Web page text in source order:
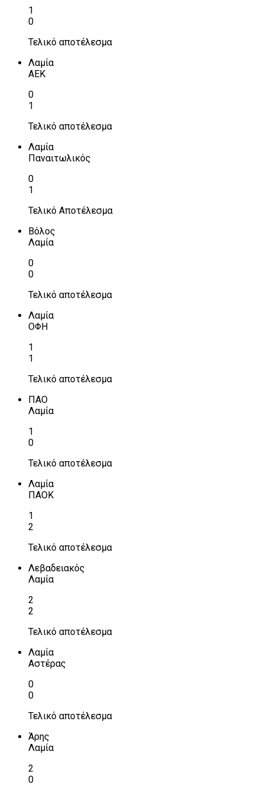
1
0
Τελικό αποτέλεσμα
Λαμία
ΑΕΚ
0
1
Τελικό αποτέλεσμα
Λαμία
Παναιτωλικός
0
1
Τελικό Αποτέλεσμα
Βόλος
Λαμία
0
0
Τελικό αποτέλεσμα
Λαμία
ΟΦΗ
1
1
Τελικό αποτέλεσμα
ΠΑΟ
Λαμία
1
0
Τελικό αποτέλεσμα
Λαμία
ΠΑΟΚ
1
2
Τελικό αποτέλεσμα
Λεβαδειακός
Λαμία
2
2
Τελικό αποτέλεσμα
Λαμία
Αστέρας
0
0
Τελικό αποτέλεσμα
Άρης
Λαμία
2
0